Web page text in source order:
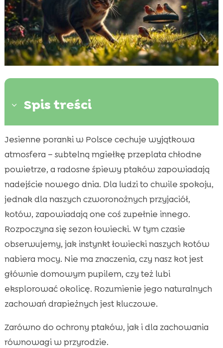
3 Spis treści
 Zrozumienie instynktu łowieckiego kota
 Pory roku a instynkt łowiecki
 Polowanie kota na ptaki jesienią
 Jak chronić ptaki i inne małe zwierzęta?
 Ograniczanie czasu kota na zewnątrz
 Zabawa jako sposób na ograniczenie
instynktu łowieckiego
 Wprowadzenie odpowiedniego pożywienia
 Nadzór nad kotem na zewnątrz
 Tworzenie bezpiecznych przestrzeni na
zewnątrz
 Monitorowanie zachowań kota
CricksyCat karmienie i produkty
Jesienne poranki w Polsce cechuje wyjątkowa
atmosfera – subtelną mgiełkę przeplata chłodne
powietrze, a radosne śpiewy ptaków zapowiadają
nadejście nowego dnia. Dla ludzi to chwile spokoju,
jednak dla naszych czworonożnych przyjaciół,
kotów, zapowiadają one coś zupełnie innego.
Rozpoczyna się sezon łowiecki. W tym czasie
obserwujemy, jak instynkt łowiecki naszych kotów
nabiera mocy. Nie ma znaczenia, czy nasz kot jest
głównie domowym pupilem, czy też lubi
eksplorować okolicę. Rozumienie jego naturalnych
zachowań drapieżnych jest kluczowe.
Zarówno do ochrony ptaków, jak i dla zachowania
równowagi w przyrodzie.